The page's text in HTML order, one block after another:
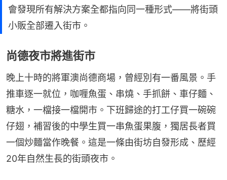
會發現所有解決方案全都指向同一種形式——將街頭
小販全部遷入街市。
尚德夜市將進街市
晚上十時的將軍澳尚德商場，曾經別有一番風景。手
推車逐一就位，咖喱魚蛋、串燒、手抓餅、車仔麵、
糖水，一檔接一檔開市。下班歸途的打工仔買一碗碗
仔翅，補習後的中學生買一串魚蛋果腹，獨居長者買
一個炒麵當作晚餐。這是一條由街坊自發形成、歷經
20年自然生長的街頭夜市。